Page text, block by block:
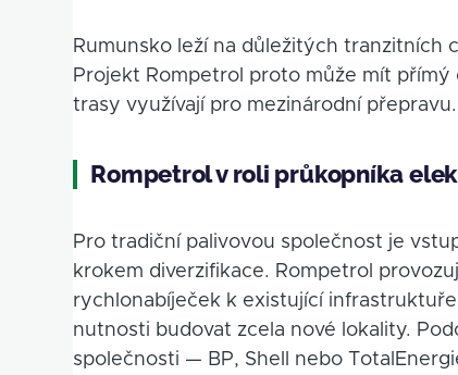
Rumunsko leží na důležitých tranzitních
Projekt Rompetrol proto může mít
trasy využívají pro mezinárodní přepravu.
Rompetrol v roli průkopníka
Pro tradiční palivovou společnost je
krokem diverzifikace. Rompetrol
rychlonabíječek k existující
nutnosti budovat zcela nové lokality.
společnosti — BP, Shell nebo